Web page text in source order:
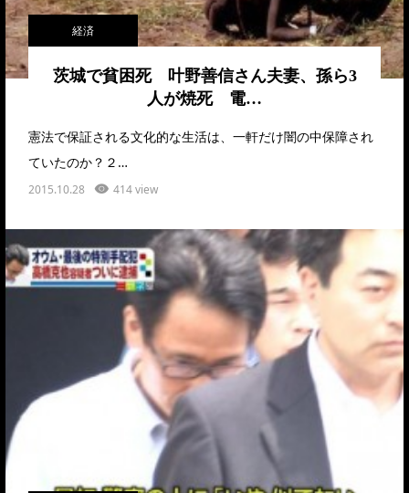
経済
茨城で貧困死 叶野善信さん夫妻、孫ら3
人が焼死 電…
憲法で保証される文化的な生活は、一軒だけ闇の中保障され
ていたのか？２…
2015.10.28 414 view